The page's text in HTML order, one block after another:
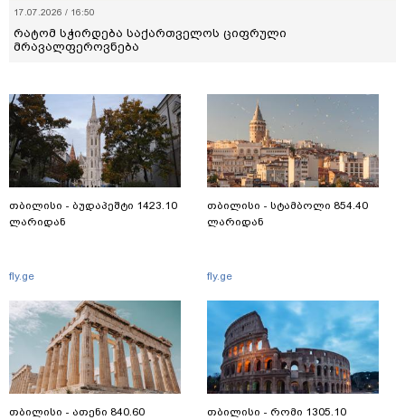
17.07.2026 / 16:50
რატომ სჭირდება საქართველოს ციფრული
მრავალფეროვნება
თბილისი - ბუდაპეშტი 1423.10
ლარიდან
fly.ge
თბილისი - ათენი 840.60
თბილისი - სტამბოლი 854.40
ლარიდან
fly.ge
თბილისი - რომი 1305.10